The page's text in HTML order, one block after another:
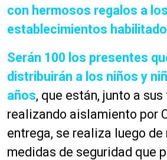
con hermosos regalos a
establecimientos
Serán 100 los presentes
distribuirán a los niños y
años, que están, junto a
realizando aislamiento por
entrega, se realiza luego de
medidas de seguridad que